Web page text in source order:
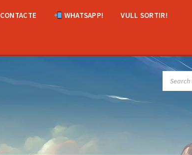
CONTACTE WHATSAPP! VULL SORTIR!